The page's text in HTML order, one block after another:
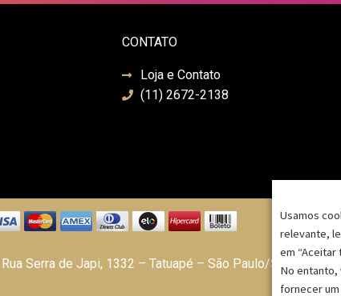
CONTATO
Loja e Contato
(11) 2672-2138
Serra de Japi, 1332 – Tatuapé – São Paulo/SP – CNPJ:
Usamos
relevante,
em “Aceitar
No
fornecer